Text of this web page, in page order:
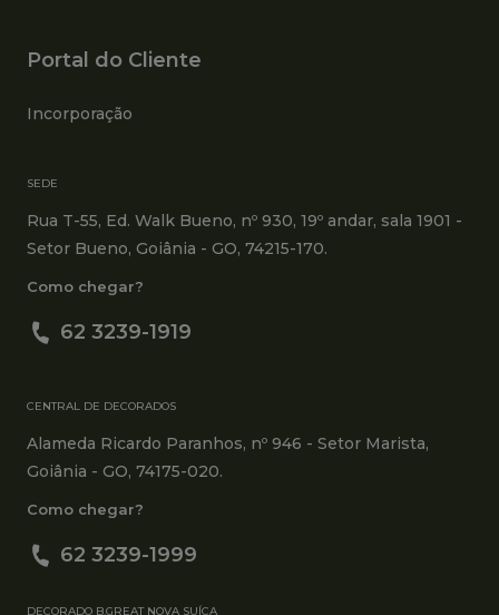
Portal do Cliente
Incorporação
SEDE
Rua T-55, Ed. Walk Bueno, nº 930, 19º andar, sala 1901 -
Setor Bueno, Goiânia - GO, 74215-170.
Como chegar?
62 3239-1919
CENTRAL DE DECORADOS
Alameda Ricardo Paranhos, nº 946 - Setor Marista,
Goiânia - GO, 74175-020.
Como chegar?
62 3239-1999
DECORADO B.GREAT NOVA SUÍÇA